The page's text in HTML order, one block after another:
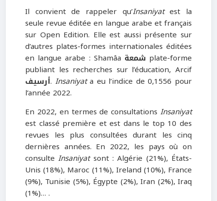
Il convient de rappeler qu’Insaniyatest la
seule revue éditée en langue arabe et français
sur Open Edition. Elle est aussi présente sur
d’autres plates-formes internationales éditées
en langue arabe : Shamâa
plate-forme
publiant les recherches sur l’éducation, Arcif
أرسيف. Insaniyata eu l’indice de 0,1556 pour
l’année 2022.
En 2022, en termes de consultations Insaniyat
est classé première et est dans le top 10 des
revues les plus consultées durant les cinq
dernières années. En 2022, les pays où on
consulteInsaniyat sont : Algérie (21%), États-
Unis (18%), Maroc (11%), Ireland (10%), France
(9%), Tunisie (5%), Égypte (2%), Iran (2%), Iraq
(1%)… .